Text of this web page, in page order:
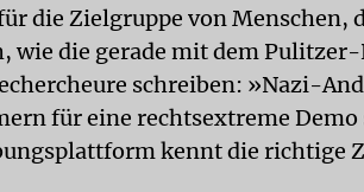
die Zielgruppe von Menschen,
wie die gerade mit dem
schreiben: »Nazi-
für eine rechtsextreme Demo
kennt die richtige